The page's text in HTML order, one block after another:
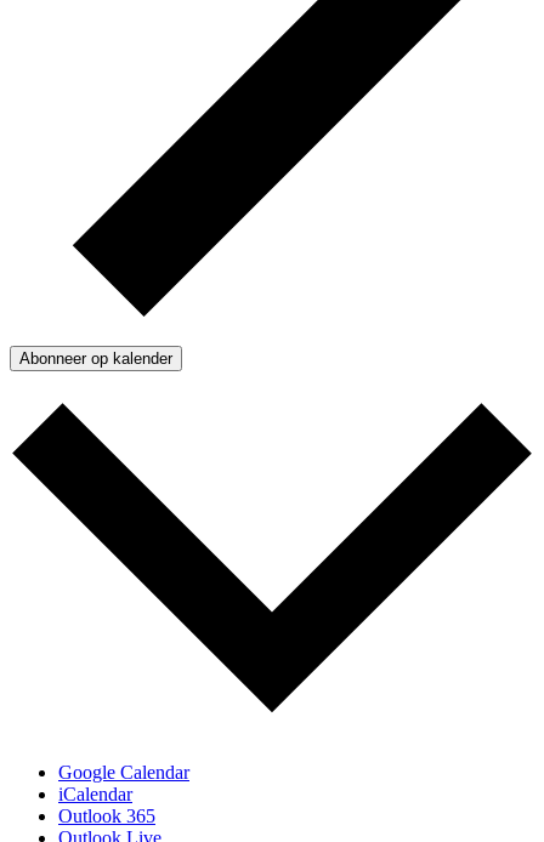
Abonneer op kalender
Google Calendar
iCalendar
Outlook 365
Outlook Live